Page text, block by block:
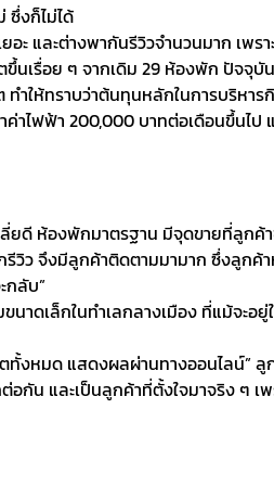
ซึ่งก็ไม่ได้
ะ​ และต่างพากันรีวิวจำนวนมาก​ เพ
ขึ้นเรื่อย​ ๆ​ จากเดิม 29 ห้องพัก​ ปัจ
ให้ทราบว่าต้นทุนหลักในการบริหา
ไฟฟ้า 200,000 บาทต่อเดือนขึ้นไป​
ดี ห้องพักมาตรฐาน มีจุดขายที่ลูก
จึงมีลูกค้าติดตามมามาก ซึ่งลูกค้า
กลับ”
าดเล็กในทำเลกลางเมือง ที่แม้จะ
ตทั้งหมด​ แสดงผลผ่านทางออนไลน์​
กัน​ และเป็นลูกค้า​ที่ตั้งใจมาจริง​ ๆ​ เพ